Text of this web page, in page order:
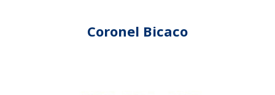
Coronel Bicaco